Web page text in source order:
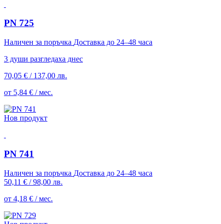
PN 725
Наличен за поръчка Доставка до 24–48 часа
3 души разгледаха днес
70,05 € / 137,00 лв.
от 5,84 € / мес.
Нов продукт
PN 741
Наличен за поръчка Доставка до 24–48 часа
50,11 € / 98,00 лв.
от 4,18 € / мес.